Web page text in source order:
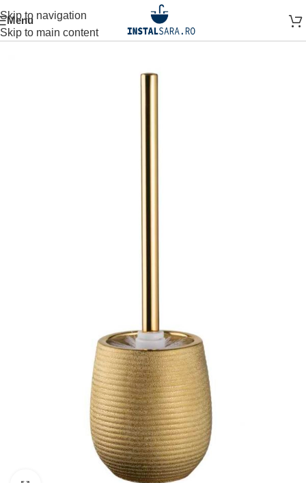
Skip to navigation
Skip to main content
Menu
Prima pagină ACCESORII BAIE ACCESORIU STATIV